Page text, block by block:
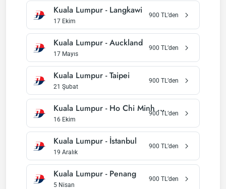
Kuala Lumpur - Langkawi
17 Ekim
900 TL’den
Kuala Lumpur -Auckland
17 Mayıs
900 TL’den
Kuala Lumpur -Taipei
21 Şubat
900 TL’den
Kuala Lumpur - Ho Chi Minh Kenti
16 Ekim
900TL’den
Kuala Lumpur - İstanbul
19 Aralık
900 TL’den
Kuala Lumpur - Penang
5 Nisan
900 TL’den